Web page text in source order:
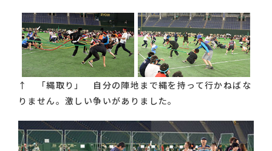
↑ 「縄取り」 自分の陣地まで縄を持って行かねばな
りません。激しい争いがありました。